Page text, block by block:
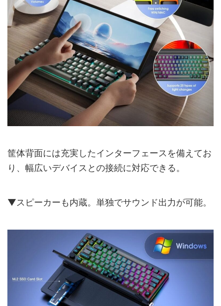
筐体背面には充実したインターフェースを備えてお
り、幅広いデバイスとの接続に対応できる。
▼スピーカーも内蔵。単独でサウンド出力が可能。